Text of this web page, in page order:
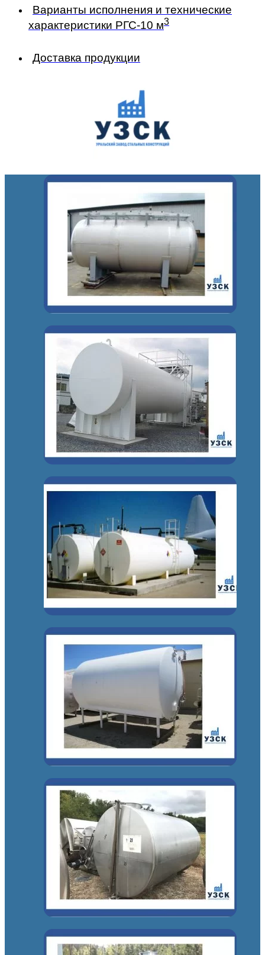
Варианты исполнения и технические
характеристики РГС-10 м3
Доставка продукции